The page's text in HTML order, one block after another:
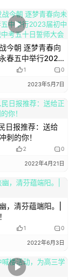
俗。传说七夕
如抹在眼上和
星》
今朝 逐梦青春向
春五中举行2023
班决战中考五十
1 0
2023年5月7日
日报推荐：送给
刺的你！
2 0
2022年4月21日
，清芬蕴端阳。|
1 0
2022年6月3日